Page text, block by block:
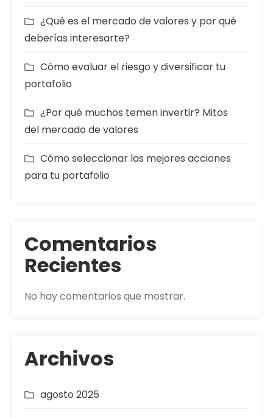
¿Qué es el mercado de valores y por qué
deberías interesarte?
Cómo evaluar el riesgo y diversificar tu
portafolio
¿Por qué muchos temen invertir? Mitos
del mercado de valores
Cómo seleccionar las mejores acciones
para tu portafolio
Comentarios
Recientes
No hay comentarios que mostrar.
Archivos
agosto 2025